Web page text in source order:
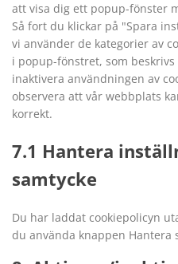
att visa dig ett popup-fönster
Så fort du klickar på "Spara
vi använder de kategorier av
i popup-fönstret, som
inaktivera användningen av
observera att vår webbplats
korrekt.
7.1 Hantera
samtycke
Du har laddat cookiepolicyn
du använda knappen Hantera